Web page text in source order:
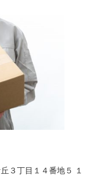
３丁目１４番地５ １